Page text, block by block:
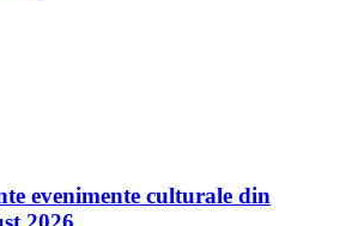
evenimente culturale din